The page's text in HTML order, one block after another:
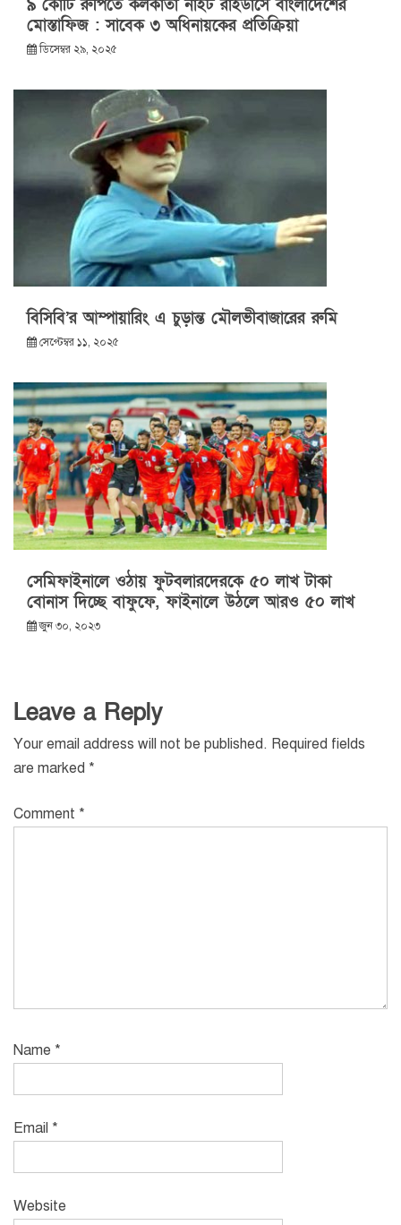
৯ কোটি রুপিতে কলকাতা নাইট রাইডার্সে বাংলাদেশের
মোস্তাফিজ : সাবেক ৩ অধিনায়কের প্রতিক্রিয়া
ডিসেম্বর ২৯, ২০২৫
বিসিবি’র আম্পায়ারিং এ চুড়ান্ত মৌলভীবাজারের রুমি
সেপ্টেম্বর ১১, ২০২৫
সেমিফাইনালে ওঠায় ফুটবলারদেরকে ৫০ লাখ টাকা
বোনাস দিচ্ছে বাফুফে, ফাইনালে উঠলে আরও ৫০ লাখ
জুন ৩০, ২০২৩
Leave a Reply
Your email address will not be published. Required fields
are marked *
Comment *
Name *
Email *
Website